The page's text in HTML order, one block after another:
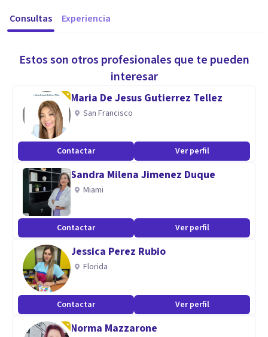
Consultas Experiencia
Estos son otros profesionales que te pueden
interesar
Maria De Jesus Gutierrez Tellez
San Francisco
Contactar Ver perfil
Sandra Milena Jimenez Duque
Miami
Contactar Ver perfil
Jessica Perez Rubio
Florida
Contactar Ver perfil
Norma Mazzarone